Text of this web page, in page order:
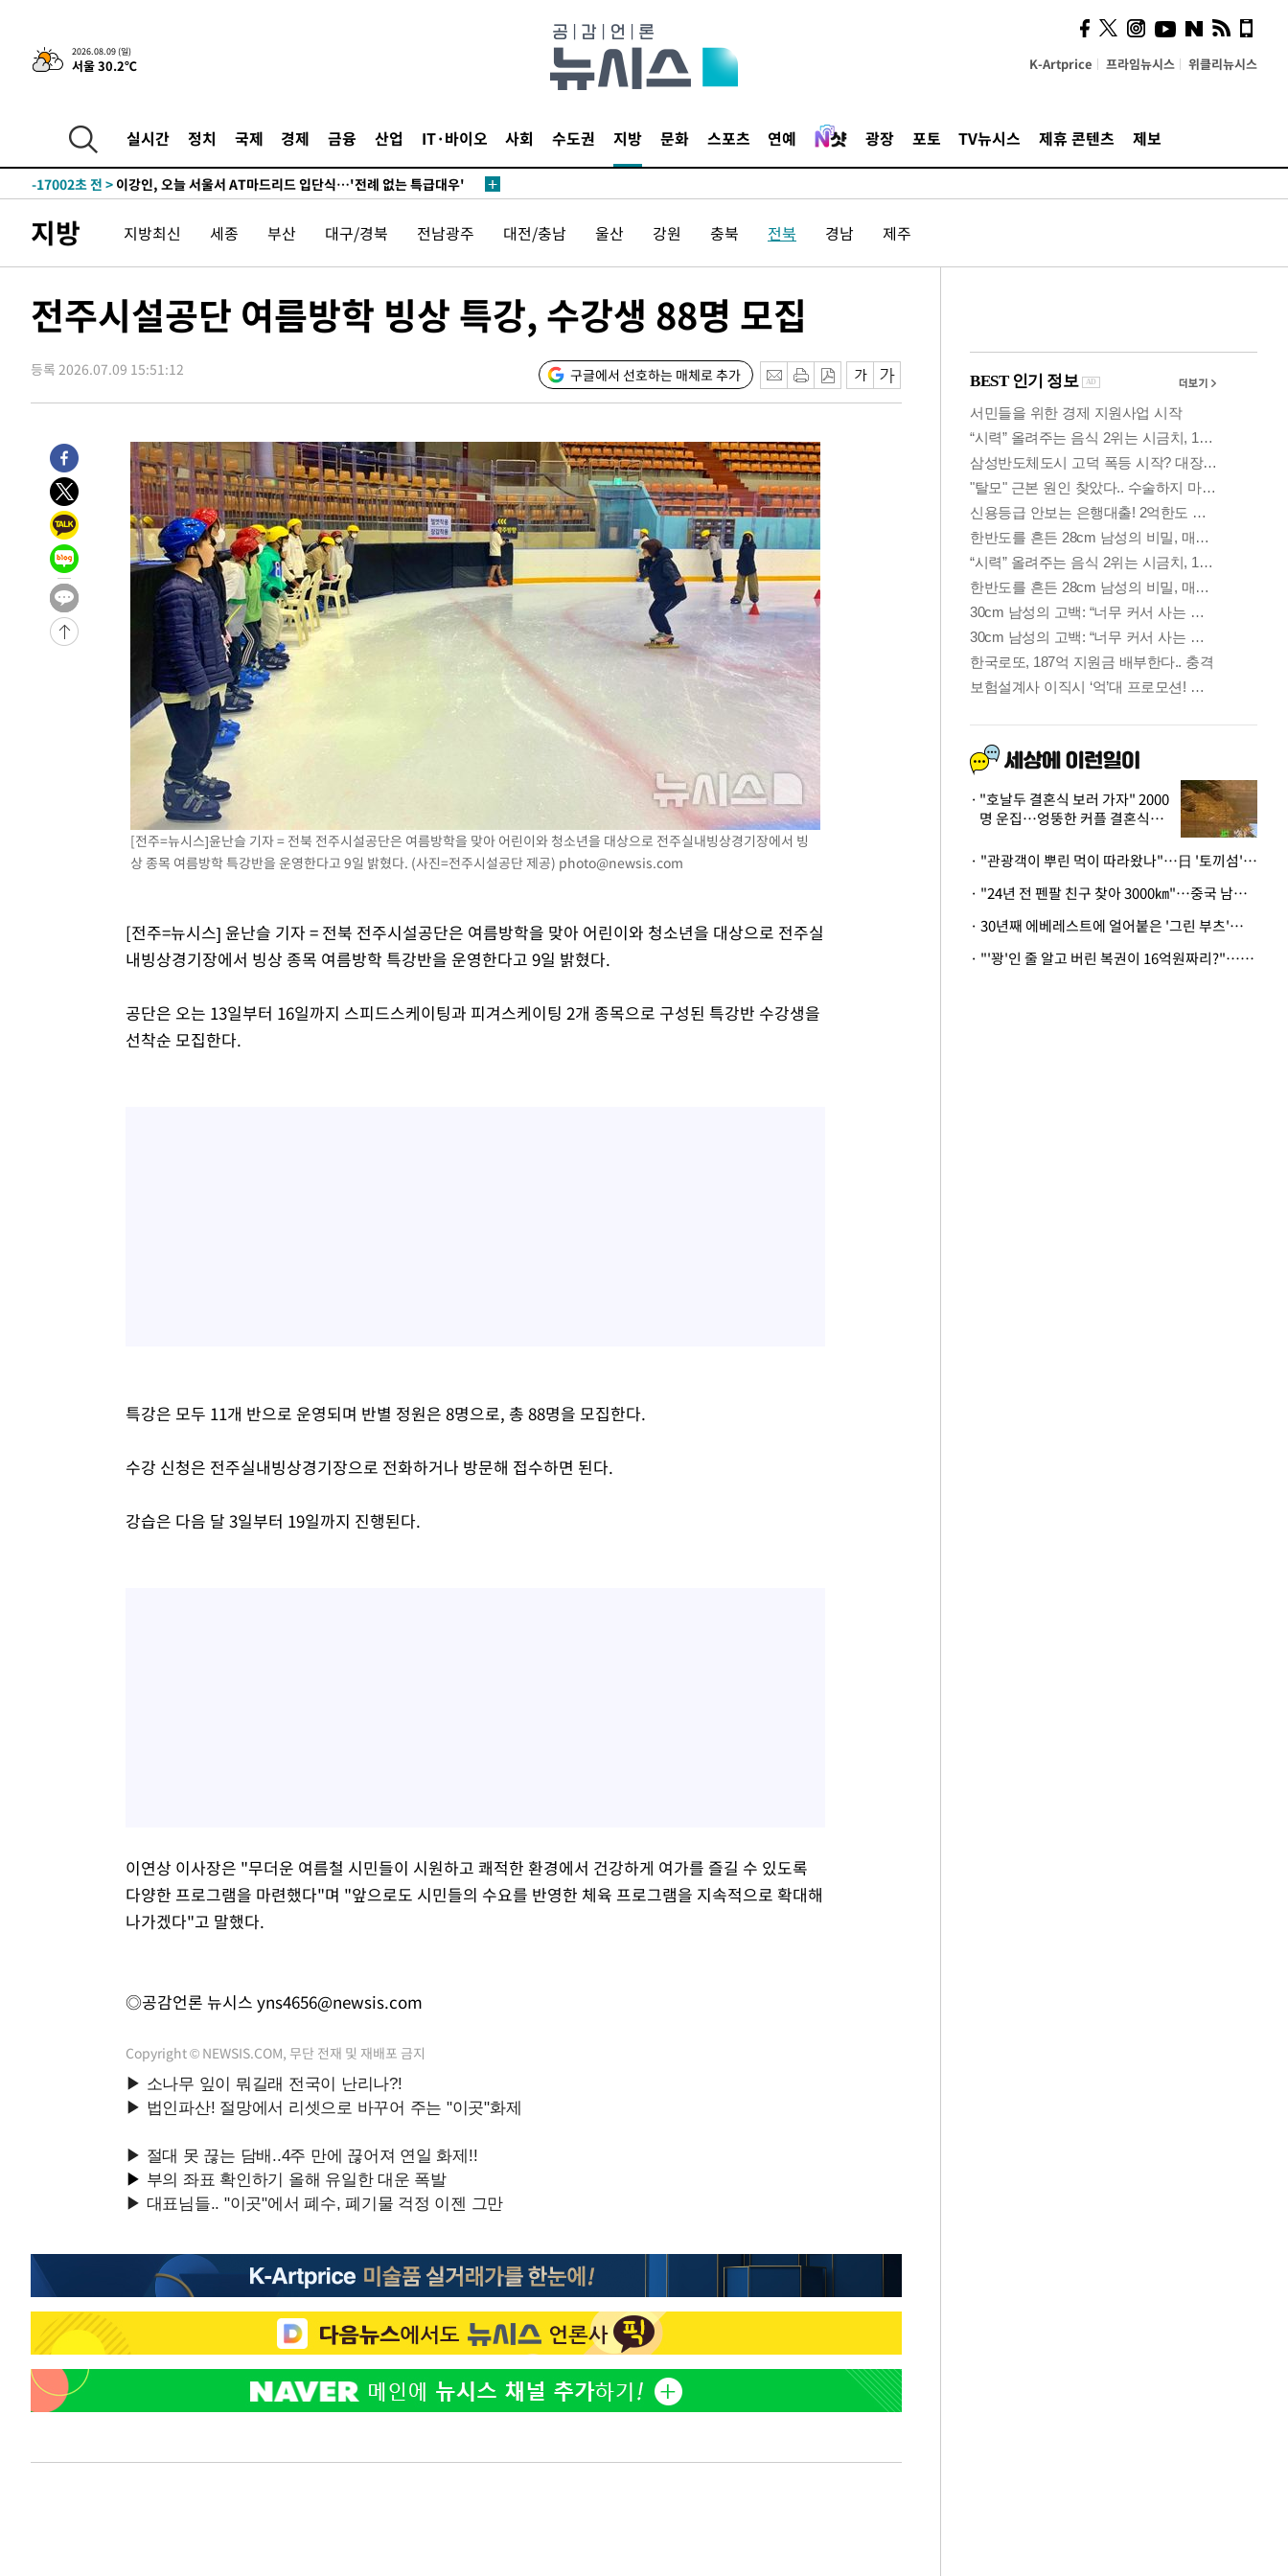
2026.08.09 (일)
서울 30.2℃ K-Artprice 프라임뉴시스 위클리뉴시스
실시간 정치 국제 경제 금융 산업 IT·바이오 사회 수도권 지방 문화 스포츠 연예 광장 포토 TV뉴시스 제휴 콘텐츠 제보
-31044초 전 >"일본축구협회, 대한축구협회 성 접대 의혹 심판 조사"
-23686초 전 >[속보]장은수, KLPGA 제주삼다수 역전 우승…데뷔 10년 차에 첫
-18978초 전 >
손흥민, 68분 뛰고 2경기 침묵…LAFC, 톨루카에 1-0 승리(종합)
-18250초 전 >
-17002초 전 > 이강인, 오늘 서울서 AT마드리드 입단식…'전례 없는 특급대우'
차'
-3355초 전 >
콜롬비아 신임 우파 대통령 취임 하루만에 차량폭탄 폭발 사건
50분 전 >튀르키예 외무장관, "메카 3국 방위협정은 이란이 목표 아냐 " 밝혀
2시간 전 >[속보]美중부 사령관, 이스라엘 긴급방문 다중화된 전선 상황 논의
론 누출”
2시간 전 >‘축구의 신’ 아르헨티나 축구 선수 메시의 부친 지병 별세
2시간 전 >“美 이란전 무기 소진…북한과 분쟁시 주한 미군 취약해질 수 있어”
-23686초 전 >
[속보]장은수, KLPGA 제주삼다수 역전 우승…데뷔 10년 차에 첫
정상
-19051초 전 >
"얼마나 더웠으면"…안동 물길공원서 헤엄친 구렁이 '소동'
-18978초 전 >
손흥민, 68분 뛰고 2경기 침묵…LAFC, 톨루카에 1-0 승리(종합)
-18250초 전 >
'2경기 연속 침묵' 손흥민, 톨루카전 68분만 뛰고 슈팅 0개
-17002초 전 >
이강인, 오늘 서울서 AT마드리드 입단식…'전례 없는 특급대우'
-3884초 전 >
'여긴 20도, 저긴 50도'…열화상 카메라로 본 폭염 저감시설 '온도
-3355초 전 >
콜롬비아 신임 우파 대통령 취임 하루만에 차량폭탄 폭발 사건
50분 전 >
튀르키예 외무장관, "메카 3국 방위협정은 이란이 목표 아냐 " 밝혀
이군이 불법 군시설 건설한 레바논 남부에서 레바논군 3명 폭발로 부상
[속보]美중부 사령관, 이스라엘 긴급방문 다중화된 전선 상황 논의
美 국방부, 켄달 전 공군장관 보안허가 취소…“에어포스원 기밀정보, 언
‘축구의 신’ 아르헨티나 축구 선수 메시의 부친 지병 별세
“美 이란전 무기 소진…북한과 분쟁시 주한 미군 취약해질 수 있어”
지방 지방최신 세종 부산 대구/경북 전남광주 대전/충남 울산 강원 충북 전북 경남 제주
전주시설공단 여름방학 빙상 특강, 수강생 88명 모집
등록 2026.07.09 15:51:12 구글에서 선호하는 매체로 추가
[전주=뉴시스]윤난슬 기자 = 전북 전주시설공단은 여름방학을 맞아 어린이와 청소년을 대상으로 전주실내빙상경기장에서 빙
상 종목 여름방학 특강반을 운영한다고 9일 밝혔다. (사진=전주시설공단 제공) photo@newsis.com
[전주=뉴시스] 윤난슬 기자 = 전북 전주시설공단은 여름방학을 맞아 어린이와 청소년을 대상으로 전주실
내빙상경기장에서 빙상 종목 여름방학 특강반을 운영한다고 9일 밝혔다.
공단은 오는 13일부터 16일까지 스피드스케이팅과 피겨스케이팅 2개 종목으로 구성된 특강반 수강생을
선착순 모집한다.
특강은 모두 11개 반으로 운영되며 반별 정원은 8명으로, 총 88명을 모집한다.
수강 신청은 전주실내빙상경기장으로 전화하거나 방문해 접수하면 된다.
강습은 다음 달 3일부터 19일까지 진행된다.
이연상 이사장은 "무더운 여름철 시민들이 시원하고 쾌적한 환경에서 건강하게 여가를 즐길 수 있도록
다양한 프로그램을 마련했다"며 "앞으로도 시민들의 수요를 반영한 체육 프로그램을 지속적으로 확대해
나가겠다"고 말했다.
◎공감언론 뉴시스 yns4656@newsis.com
Copyright © NEWSIS.COM, 무단 전재 및 재배포 금지
사이 해답 찾았죠"…알을
깨고 나온 '초자아'
"호날두 결혼식 보러 가자" 2000
명 운집…엉뚱한 커플 결혼식에
· "관광객이 뿌린 먹이 따라왔나"…日 '토끼섬' 멧돼지, 토끼까지 사냥
· "24년 전 펜팔 친구 찾아 3000㎞"…중국 남성 사연에 '뭉클'
· 30년째 에베레스트에 얼어붙은 '그린 부츠'…드디어 가족 품으로
· "'꽝'인 줄 알고 버린 복권이 16억원짜리?"…극적으로 되찾은 사연